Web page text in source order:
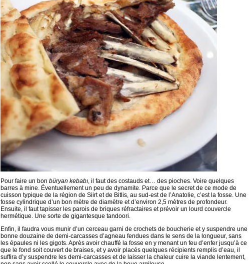
Pour faire un bon büryan kebabı, il faut des costauds et… des pioches. Voire quelques
barres à mine. Éventuellement un peu de dynamite. Parce que le secret de ce mode de
cuisson typique de la région de Siirt et de Bitlis, au sud-est de l’Anatolie, c’est la fosse. Une
fosse cylindrique d’un bon mètre de diamètre et d’environ 2,5 mètres de profondeur.
Ensuite, il faut tapisser les parois de briques réfractaires et prévoir un lourd couvercle
hermétique. Une sorte de gigantesque tandoori.
Enfin, il faudra vous munir d’un cerceau garni de crochets de boucherie et y suspendre une
bonne douzaine de demi-carcasses d’agneau fendues dans le sens de la longueur, sans
les épaules ni les gigots. Après avoir chauffé la fosse en y menant un feu d’enfer jusqu’à ce
que le fond soit couvert de braises, et y avoir placés quelques récipients remplis d’eau, il
suffira d’y suspendre les demi-carcasses et de laisser la chaleur cuire la viande lentement,